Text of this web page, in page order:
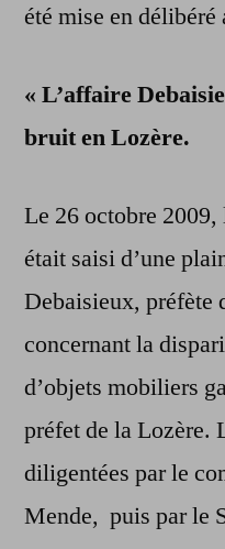
été mise en délibéré
« L’affaire
bruit en Lozère.
Le 26 octobre 2009,
était saisi d’une
Debaisieux, préfète
concernant la
d’objets mobiliers
préfet de la Lozère.
diligentées par le
Mende, puis par le